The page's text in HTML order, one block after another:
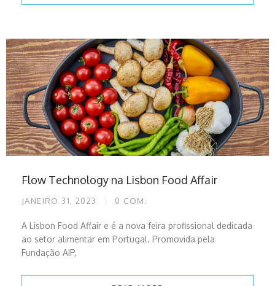
Flow Technology na Lisbon Food Affair
JANEIRO 31, 2023 0 COM.
A Lisbon Food Affair e é a nova feira profissional dedicada
ao setor alimentar em Portugal. Promovida pela
Fundação AIP,